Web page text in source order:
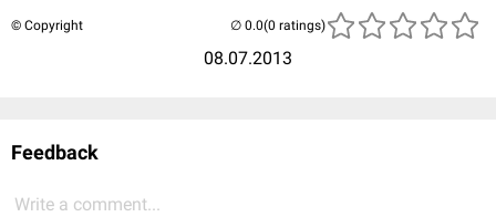
© Copyright
08.07.2013
(0 ratings)
Feedback
Write a comment...